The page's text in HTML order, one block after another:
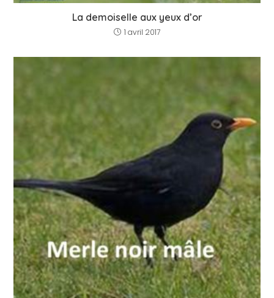
La demoiselle aux yeux d’or
1 avril 2017